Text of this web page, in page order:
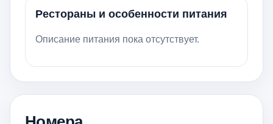
Рестораны и особенности питания
Описание питания пока отсутствует.